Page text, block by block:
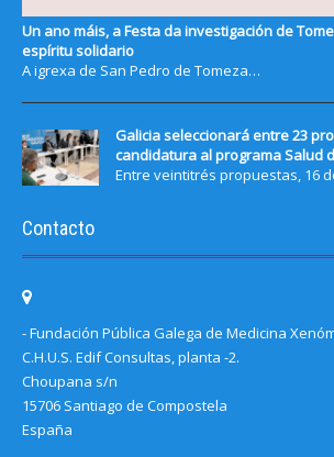
Un ano máis, a Festa da investigación de
espíritu solidario
A igrexa de San Pedro de Tomeza…
Galicia seleccionará entre 23
candidatura al programa Salud
Entre veintitrés propuestas, 16
Contacto
- Fundación Pública Galega de Medicina
C.H.U.S. Edif Consultas, planta -2.
Choupana s/n
15706 Santiago de Compostela
España